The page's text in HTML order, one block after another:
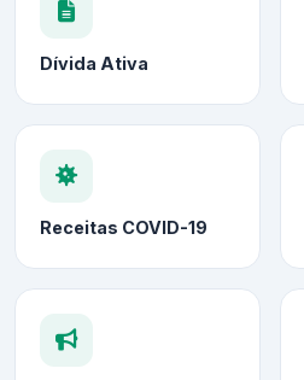
Dívida Ativa
Receitas COVID-19